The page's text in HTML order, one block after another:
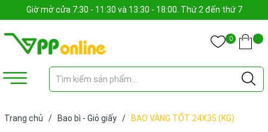
Giờ mở cửa 7:30 - 11:30 và 13:30 - 18:00. Thứ 2 đến thứ 7
0
Trang chủ / Bao bì - Giỏ giấy / BAO VÀNG TỐT 24X35 (KG)